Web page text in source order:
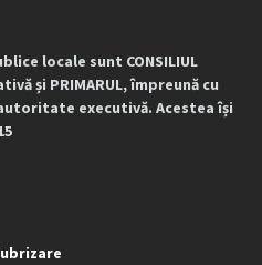
locale sunt CONSILIUL
și PRIMARUL, împreună cu
executivă. Acestea își